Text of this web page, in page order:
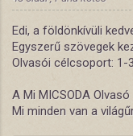
Edi, a földönkívüli
Egyszerű szövegek
Olvasói célcsoport: 1-
A Mi MICSODA
Mi minden van a